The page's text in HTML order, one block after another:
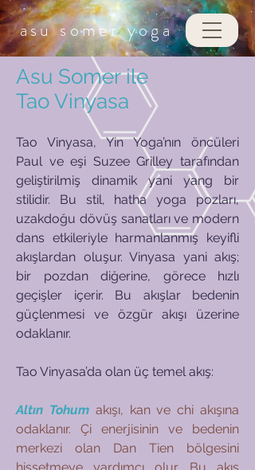
asu someryoga
Asu Somer ile
Tao Vinyasa
Tao Vinyasa, Yin Yoga’nın öncüleri
Paul ve eşi Suzee Grilley tarafından
geliştirilmiş dinamik yani yang bir
stilidir. Bu stil, hatha yoga pozları,
uzakdoğu dövüş sanatları ve modern
dans etkileriyle harmanlanmış keyifli
akışlardan oluşur. Vinyasa yani akış;
bir pozdan diğerine, görece hızlı
geçişler içerir. Bu akışlar bedenin
güçlenmesi ve özgür akışı üzerine
odaklanır.
Tao Vinyasa’da olan üç temel akış:
Altın Tohumakışı, kan ve chi akışına
odaklanır. Çi enerjisinin ve bedenin
merkezi olan Dan Tien bölgesini